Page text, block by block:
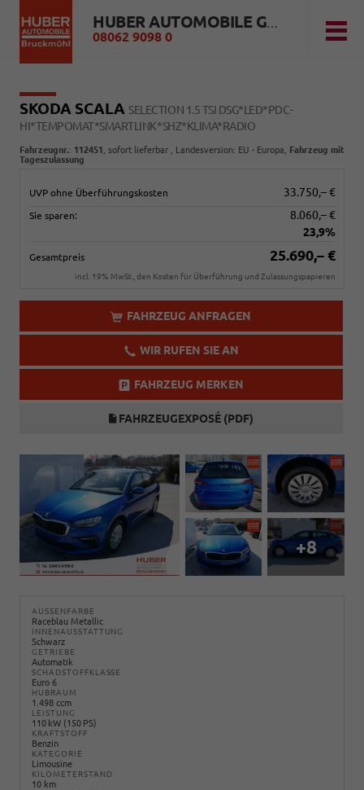
HUBER AUTOMOBILE GMBH
08062 9098 0
SKODA SCALA SELECTION 1.5 TSI DSG*LED*PDC-
HI*TEMPOMAT*SMARTLINK*SHZ*KLIMA*RADIO
Fahrzeugnr.: 112451 sofort lieferbar , Landesversion: EU - Europa, Fahrzeug mit
Tageszulassung
UVP ohne Überführungskosten 33.750,– €
Sie sparen:
8.060,– €
23,9%
Gesamtpreis 25.690,– €
incl. 19% MwSt., den Kosten für Überführung und Zulassungspapieren
FAHRZEUG ANFRAGEN
WIR RUFEN SIE AN
FAHRZEUG MERKEN
FAHRZEUGEXPOSÉ (PDF)
+8
AUSSENFARBE
Raceblau Metallic
INNENAUSSTATTUNG
Schwarz
GETRIEBE
Automatik
SCHADSTOFFKLASSE
Euro 6
HUBRAUM
1.498 ccm
LEISTUNG
110 kW (150 PS)
KRAFTSTOFF
Benzin
KATEGORIE
Limousine
KILOMETERSTAND
10 km